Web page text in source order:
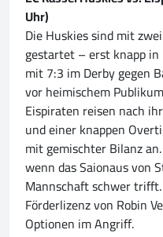
Uhr)
Die Huskies sind mit
gestartet – erst knapp
mit 7:3 im Derby gegen
vor heimischem
Eispiraten reisen nach
und einer knappen
mit gemischter Bilanz
wenn das Saionaus von
Mannschaft schwer
Förderlizenz von Robin
Optionen im Angriff.